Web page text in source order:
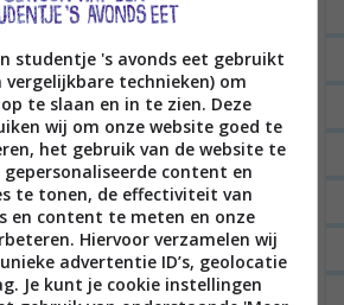
dit moest goedkomen.
echt hilarisch;
ik soms kan zijn heb ik gewoon
soort situaties werken; ik zat
aluminiumfolie in te werken en
Maar neem je dan je hele
naar de wc? EN WAAR IS DE WC?
zodat ik het kan vragen?!
studentje 's avonds eet gebruikt
vergelijkbare technieken) om
te slaan en in te zien. Deze
wij om onze website goed te
het gebruik van de website te
gepersonaliseerde content en
te tonen, de effectiviteit van
en content te meten en onze
Hiervoor verzamelen wij
advertentie ID’s, geolocatie
Je kunt je cookie instellingen